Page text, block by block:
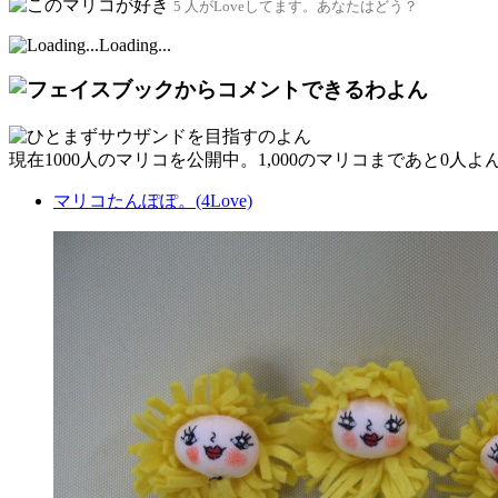
5 人がLoveしてます。あなたはどう？
Loading...
現在1000人 のマリコを公開中。1,000のマリコまであと0人 よ
マリコたんぽぽ。(4Love)